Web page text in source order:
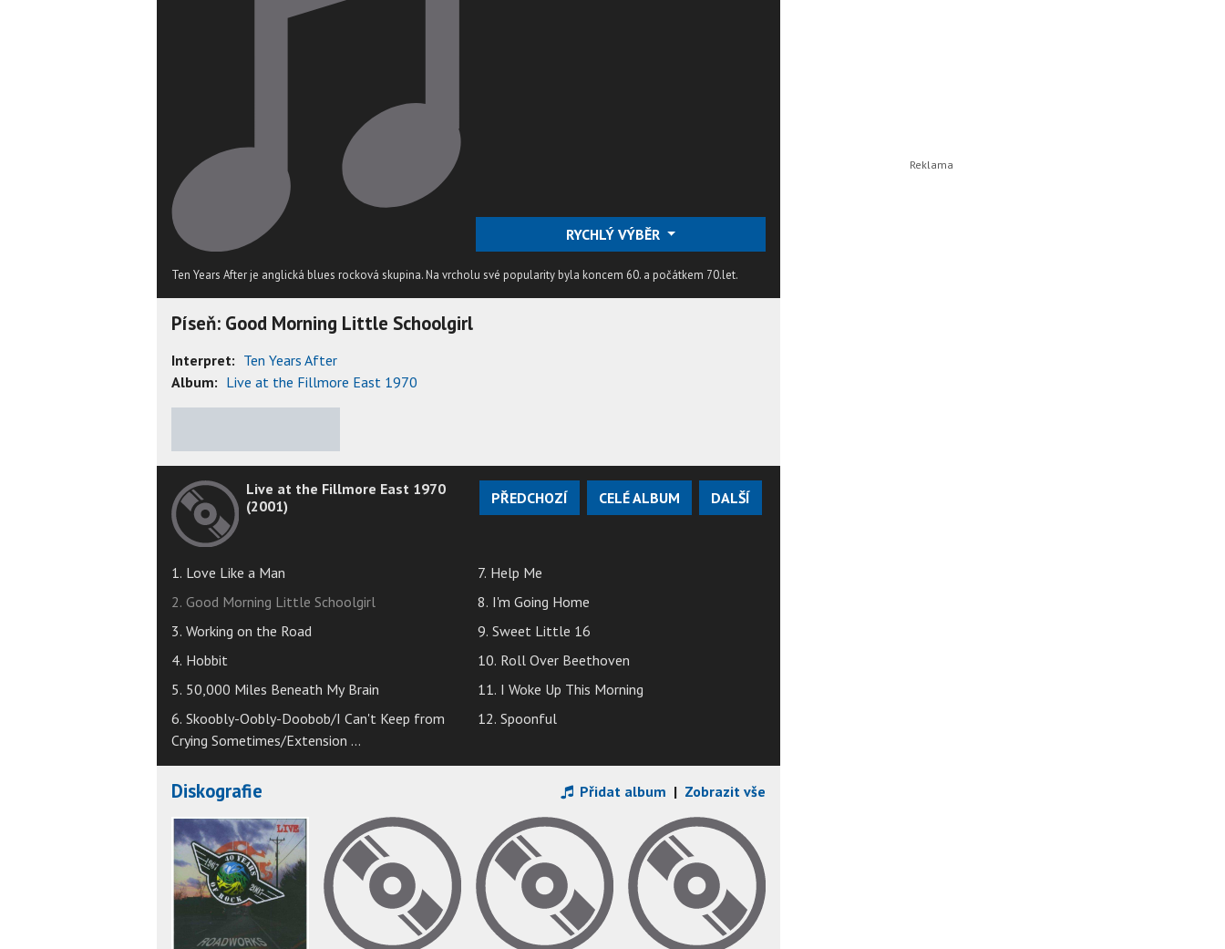
RYCHLÝ VÝBĚR
Ten Years After je anglická blues rocková skupina. Na vrcholu své popularity byla koncem 60. a počátkem 70.let.
Píseň: Good Morning Little Schoolgirl
Interpret: Ten Years After
Album: Live at the Fillmore East 1970
Live at the Fillmore East 1970
(2001)
PŘEDCHOZÍ CELÉ ALBUM DALŠÍ
1. Love Like a Man
2. Good Morning Little Schoolgirl
3. Working on the Road
4. Hobbit
5. 50,000 Miles Beneath My Brain
6. Skoobly-Oobly-Doobob/I Can't Keep from
Crying Sometimes/Extension ...
7. Help Me
8. I'm Going Home
9. Sweet Little 16
10. Roll Over Beethoven
11. I Woke Up This Morning
12. Spoonful
Diskografie Přidat album | Zobrazit vše